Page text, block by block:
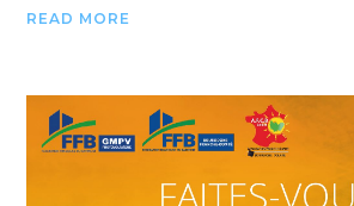
READ MORE